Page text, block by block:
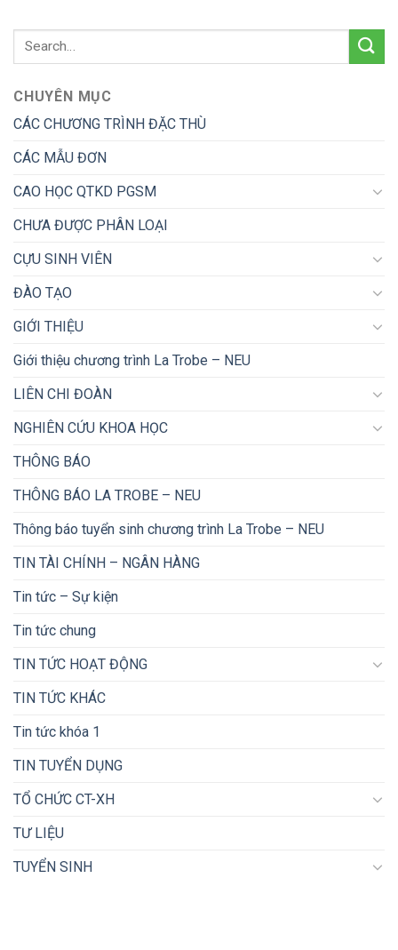
CHUYÊN MỤC
CÁC CHƯƠNG TRÌNH ĐẶC THÙ
CÁC MẪU ĐƠN
CAO HỌC QTKD PGSM
CHƯA ĐƯỢC PHÂN LOẠI
CỰU SINH VIÊN
ĐÀO TẠO
GIỚI THIỆU
Giới thiệu chương trình La Trobe – NEU
LIÊN CHI ĐOÀN
NGHIÊN CỨU KHOA HỌC
THÔNG BÁO
THÔNG BÁO LA TROBE – NEU
Thông báo tuyển sinh chương trình La Trobe – NEU
TIN TÀI CHÍNH – NGÂN HÀNG
Tin tức – Sự kiện
Tin tức chung
TIN TỨC HOẠT ĐỘNG
TIN TỨC KHÁC
Tin tức khóa 1
TIN TUYỂN DỤNG
TỔ CHỨC CT-XH
TƯ LIỆU
TUYỂN SINH